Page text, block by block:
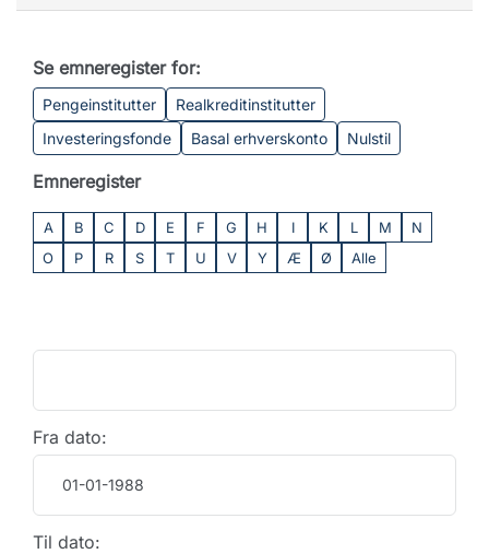
Se emneregister for:
Pengeinstitutter
Realkreditinstitutter
Investeringsfonde
Basal erhverskonto Nulstil
Emneregister
A B C D E F G H I K L M
N
O
P R S T U V Y Æ Ø Alle
Fra dato:
Til dato: